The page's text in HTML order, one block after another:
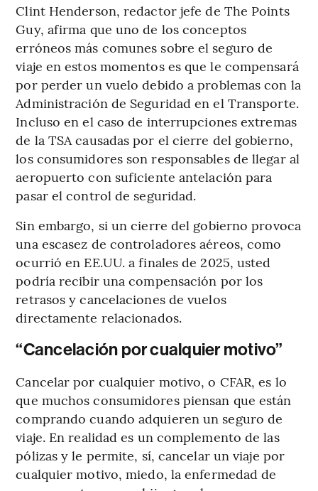
Clint Henderson, redactor jefe de The Points
Guy, afirma que uno de los conceptos
erróneos más comunes sobre el seguro de
viaje en estos momentos es que le compensará
por perder un vuelo debido a problemas con la
Administración de Seguridad en el Transporte.
Incluso en el caso de interrupciones extremas
de la TSA causadas por el cierre del gobierno,
los consumidores son responsables de llegar al
aeropuerto con suficiente antelación para
pasar el control de seguridad.
Sin embargo, si un cierre del gobierno provoca
una escasez de controladores aéreos, como
ocurrió en EE.UU. a finales de 2025, usted
podría recibir una compensación por los
retrasos y cancelaciones de vuelos
directamente relacionados.
“Cancelación por cualquier motivo”
Cancelar por cualquier motivo, o CFAR, es lo
que muchos consumidores piensan que están
comprando cuando adquieren un seguro de
viaje. En realidad es un complemento de las
pólizas y le permite, sí, cancelar un viaje por
cualquier motivo, miedo, la enfermedad de